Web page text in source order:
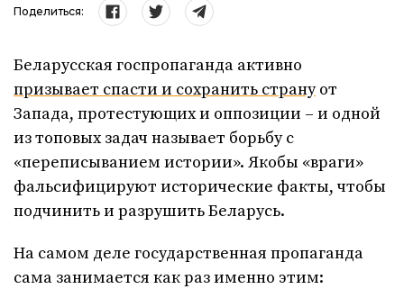
Поделиться:
Беларусская госпропаганда активно
призывает спасти и сохранить странуот
Запада, протестующих и оппозиции – и одной
из топовых задач называет борьбу с
«переписыванием истории». Якобы «враги»
фальсифицируют исторические факты, чтобы
подчинить и разрушить Беларусь.
На самом деле государственная пропаганда
сама занимается как раз именно этим: